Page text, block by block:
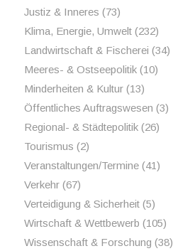
Justiz & Inneres (73)
Klima, Energie, Umwelt(232)
Landwirtschaft & Fischerei (34)
Meeres- & Ostseepolitik(10)
Minderheiten & Kultur(13)
Öffentliches Auftragswesen (3)
Regional- & Städtepolitik(26)
Tourismus (2)
Veranstaltungen/Termine(41)
Verkehr(67)
Verteidigung & Sicherheit(5)
Wirtschaft & Wettbewerb (105)
Wissenschaft & Forschung (38)